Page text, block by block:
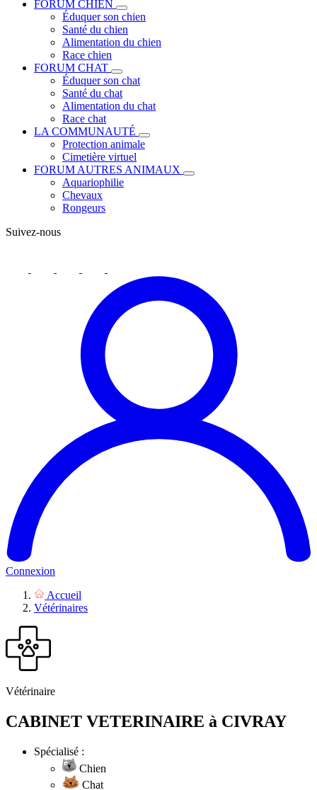
FORUM CHIEN
Éduquer son chien
Santé du chien
Alimentation du chien
Race chien
FORUM CHAT
Éduquer son chat
Santé du chat
Alimentation du chat
Race chat
LA COMMUNAUTÉ
Protection animale
Cimetière virtuel
FORUM AUTRES ANIMAUX
Aquariophilie
Chevaux
Rongeurs
Suivez-nous
Connexion
Accueil
Vétérinaires
Vétérinaire
CABINET VETERINAIRE à CIVRAY
Spécialisé :
Chien
Chat